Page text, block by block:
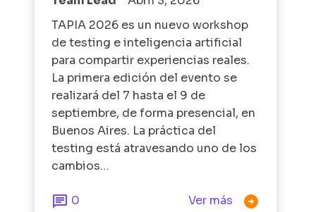
TAPIA 2026 es un nuevo workshop
de testing e inteligencia artificial
para compartir experiencias reales.
La primera edición del evento se
realizará del 7 hasta el 9 de
septiembre, de forma presencial, en
Buenos Aires. La práctica del
testing está atravesando uno de los
cambios…
 0 Ver más 